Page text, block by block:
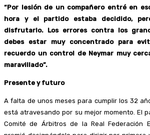
“Por lesión de un compañero entré en
hora y el partido estaba decidido,
disfrutarlo. Los errores contra los
debes estar muy concentrado para
recuerdo un control de Neymar muy
maravillado”.
Presente y futuro
A falta de unos meses para cumplir los 32
está atravesando por su mejor momento. El
Comité de Árbitros de la Real Federación